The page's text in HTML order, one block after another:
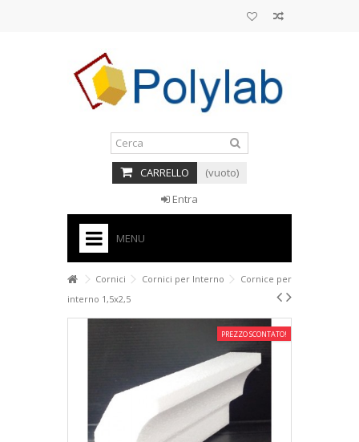
CARRELLO
(vuoto)
Entra
MENU
HOME
+
+
LETTERE IN POLISTIROLO
SAGOME EDILIZIA
HOBBISTICA
Cornici Cornici per Interno
Cornice per
interno 1,5x2,5
PREZZO SCONTATO!